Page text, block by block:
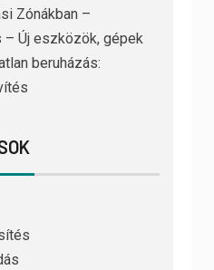
Zónákban –
Új eszközök, gépek
beruházás: